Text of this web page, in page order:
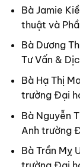
Bà Jamie
thuật và
Bà Dương
Tư Vấn &
Bà Hạ Thị
trường Đại
Bà Nguyễn
Anh trường
Bà Trần Mỵ